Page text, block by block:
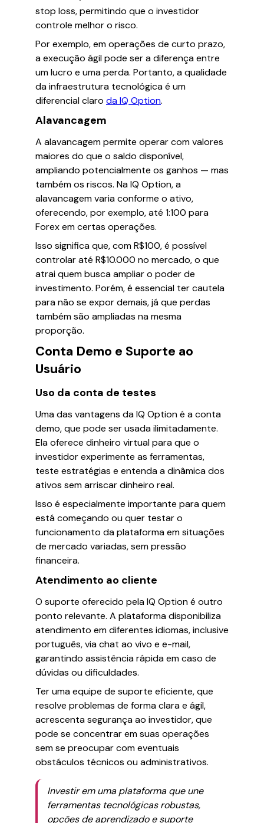
stop loss, permitindo que o investidor
controle melhor o risco.
Por exemplo, em operações de curto prazo,
a execução ágil pode ser a diferença entre
um lucro e uma perda. Portanto, a qualidade
da infraestrutura tecnológica é um
diferencial claro da IQ Option.
Alavancagem
A alavancagem permite operar com valores
maiores do que o saldo disponível,
ampliando potencialmente os ganhos — mas
também os riscos. Na IQ Option, a
alavancagem varia conforme o ativo,
oferecendo, por exemplo, até 1:100 para
Forex em certas operações.
Isso significa que, com R$100, é possível
controlar até R$10.000 no mercado, o que
atrai quem busca ampliar o poder de
investimento. Porém, é essencial ter cautela
para não se expor demais, já que perdas
também são ampliadas na mesma
proporção.
Conta Demo e Suporte ao
Usuário
Uso da conta de testes
Uma das vantagens da IQ Option é a conta
demo, que pode ser usada ilimitadamente.
Ela oferece dinheiro virtual para que o
investidor experimente as ferramentas,
teste estratégias e entenda a dinâmica dos
ativos sem arriscar dinheiro real.
Isso é especialmente importante para quem
está começando ou quer testar o
funcionamento da plataforma em situações
de mercado variadas, sem pressão
financeira.
Atendimento ao cliente
O suporte oferecido pela IQ Option é outro
ponto relevante. A plataforma disponibiliza
atendimento em diferentes idiomas, inclusive
português, via chat ao vivo e e-mail,
garantindo assistência rápida em caso de
dúvidas ou dificuldades.
Ter uma equipe de suporte eficiente, que
resolve problemas de forma clara e ágil,
acrescenta segurança ao investidor, que
pode se concentrar em suas operações
sem se preocupar com eventuais
obstáculos técnicos ou administrativos.
Investir em uma plataforma que une
ferramentas tecnológicas robustas,
opções de aprendizado e suporte